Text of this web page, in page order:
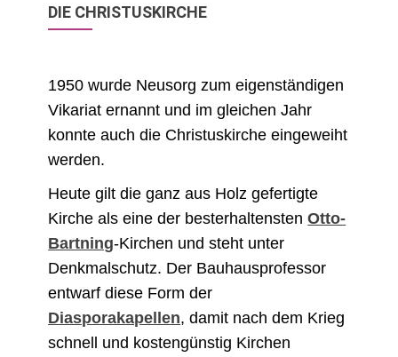
DIE CHRISTUSKIRCHE
1950 wurde Neusorg zum eigenständigen
Vikariat ernannt und im gleichen Jahr
konnte auch die Christuskirche eingeweiht
werden.
Heute gilt die ganz aus Holz gefertigte
Kirche als eine der besterhaltenstenOtto-
Bartning-Kirchen und steht unter
Denkmalschutz. Der Bauhausprofessor
entwarf diese Form der
Diasporakapellen, damit nach dem Krieg
schnell und kostengünstig Kirchen